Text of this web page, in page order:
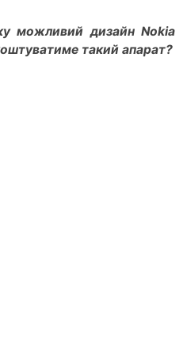
можливий дизайн Nokia
такий апарат?